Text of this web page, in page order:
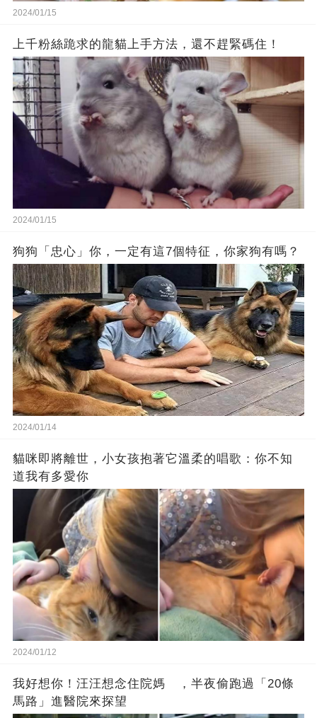
2024/01/15
上千粉絲跪求的龍貓上手方法，還不趕緊碼住！
2024/01/15
狗狗「忠心」你，一定有這7個特征，你家狗有嗎？
2024/01/14
貓咪即將離世，小女孩抱著它溫柔的唱歌：你不知
道我有多愛你
2024/01/12
我好想你！汪汪想念住院媽 ，半夜偷跑過「20條
馬路」進醫院來探望